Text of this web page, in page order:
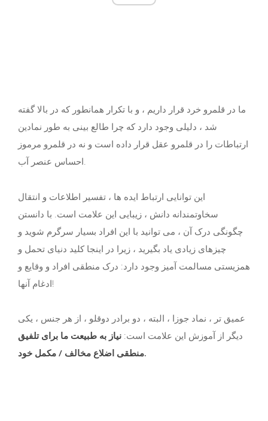
ما در قلمرو خرد قرار داریم ، و با تکرار همانطور که در بالا گفته
شد ، دلیلی وجود دارد که چرا طالع بینی به طور نمادین
ارتباطات را در قلمرو عقل قرار داده است و نه در قلمرو مرموز
احساس عنصر آب.
این توانایی ارتباط ایده ها ، تفسیر اطلاعات و انتقال
سخاوتمندانه دانش ، زیبایی این علامت است. با دانستن
چگونگی درک آن ، می توانید با این افراد بسیار سرگرم شوید و
چیزهای زیادی یاد بگیرید ، زیرا در اینجا کلید دنیای تحمل و
همزیستی مسالمت آمیز وجود دارد: درک منطقی افراد و وقایع و
ادغام آنها!
عمیق تر ، نماد جوزا ، البته ، دو برادر دوقلو ، از هر جنس ، یکی
دیگر از آموزش این علامت است: نیاز به طبیعت ما برای تلفیق
منطقی اضلاع مخالف / مکمل خود.